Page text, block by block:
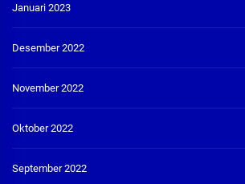
Januari 2023
Desember 2022
November 2022
Oktober 2022
September 2022